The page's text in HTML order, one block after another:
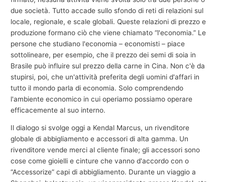
due società. Tutto accade sullo sfondo di reti di relazioni sul
locale, regionale, e scale globali. Queste relazioni di prezzo e
produzione formano ciò che viene chiamato “l'economia.” Le
persone che studiano l'economia – economisti – piace
sottolineare, per esempio, che il prezzo dei semi di soia in
Brasile può influire sul prezzo della carne in Cina. Non c'è da
stupirsi, poi, che un'attività preferita degli uomini d'affari in
tutto il mondo parla di economia. Solo comprendendo
l'ambiente economico in cui operiamo possiamo operare
efficacemente al suo interno.
Il dialogo si svolge oggi a Kendal Marcus, un rivenditore
globale di abbigliamento e accessori di alta gamma. Un
rivenditore vende merci al cliente finale; gli accessori sono
cose come gioielli e cinture che vanno d'accordo con o
“Accessorize” capi di abbigliamento. Durante un viaggio a